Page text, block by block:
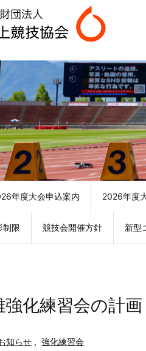
年度大会申込案内 2026年度
制限 競技会開催方針 新型
化練習会の計画
知らせ , 強化練習会